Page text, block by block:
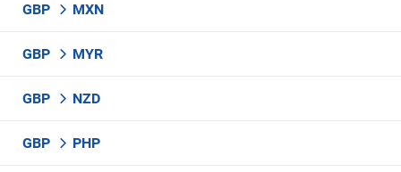
GBP MXN
GBP MYR
GBP NZD
GBP PHP